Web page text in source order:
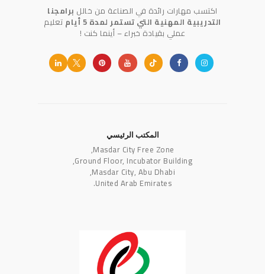
اكتسب مهارات رائدة في الصناعة من خالل برامجنا
التدريبية المهنية التي تستمر لمدة 5 أيام تعليم
عملي بقيادة خبراء – أينما كنت !
المكتب الرئيسي
Masdar City Free Zone,
Ground Floor, Incubator Building,
Masdar City, Abu Dhabi,
United Arab Emirates.